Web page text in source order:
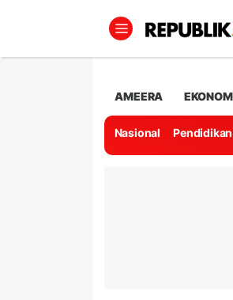
AMEERA
Nasional Pendidikan